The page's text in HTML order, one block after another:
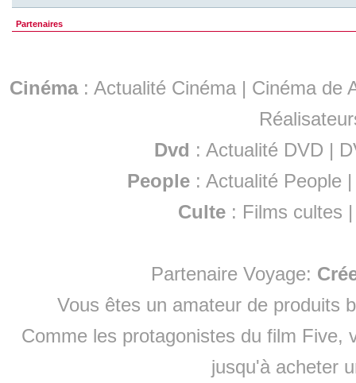
Partenaires
Cinéma: Actualité Cinéma | Cinéma de
Dvd : Actualité DVD |
People :Actualité People
Culte : Films cultes
Partenaire Voyage:
Vous êtes un amateur de produits
Comme les protagonistes du film Five,
jusqu'à acheter